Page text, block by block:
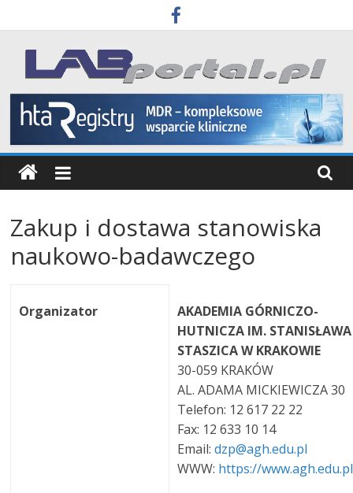
to
content
Labportal
Laboratoria
Aparatura
Badania
Zakup i dostawa stanowiska
naukowo-badawczego
Organizator
AKADEMIA GÓRNICZO-
HUTNICZA IM. STANISŁAWA
STASZICA W KRAKOWIE
30-059 KRAKÓW
AL. ADAMA MICKIEWICZA 30
Telefon: 12 617 22 22
Fax: 12 633 10 14
Email:dzp@agh.edu.pl
WWW: https://